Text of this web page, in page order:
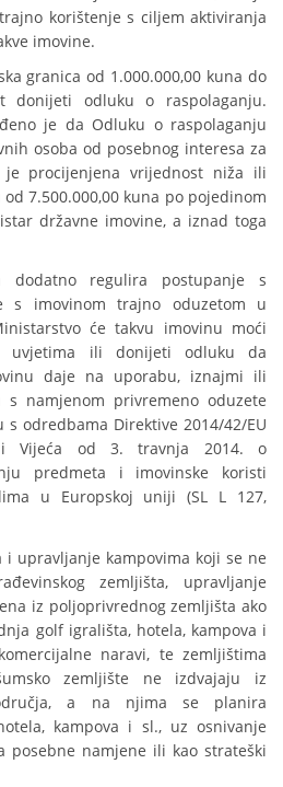
korištenje s ciljem aktiviranja
imovine.
granica od 1.000.000,00 kuna do
donijeti odluku o raspolaganju.
je da Odluku o raspolaganju
osoba od posebnog interesa za
je procijenjena vrijednost niža ili
7.500.000,00 kuna po pojedinom
državne imovine, a iznad toga
dodatno regulira postupanje s
s imovinom trajno oduzetom u
će takvu imovinu moći
uvjetima ili donijeti odluku da
daje na uporabu, iznajmi ili
namjenom privremeno oduzete
odredbama Direktive 2014/42/EU
i Vijeća od 3. travnja 2014. o
predmeta i imovinske koristi
u Europskoj uniji (SL L 127,
i upravljanje kampovima koji se ne
zemljišta, upravljanje
iz poljoprivrednog zemljišta ako
golf igrališta, hotela, kampova i
naravi, te zemljištima
zemljište ne izdvajaju iz
a na njima se planira
kampova i sl., uz osnivanje
posebne namjene ili kao strateški